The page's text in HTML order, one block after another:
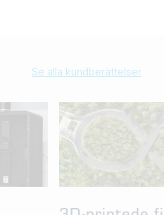
Se alla kundberättelser